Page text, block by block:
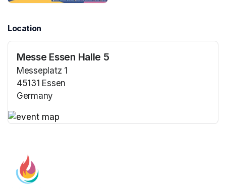
Location
Messe Essen Halle 5
Messeplatz 1
45131 Essen
Germany